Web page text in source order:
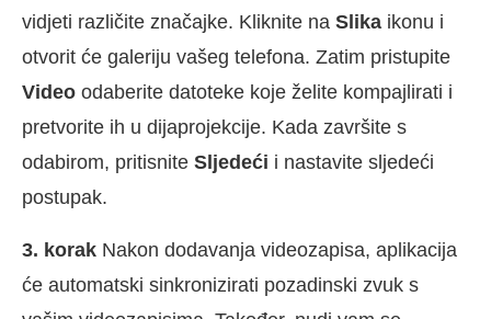
vidjeti različite značajke. Kliknite na Slika ikonu i
otvorit će galeriju vašeg telefona. Zatim pristupite
Video odaberite datoteke koje želite kompajlirati i
pretvorite ih u dijaprojekcije. Kada završite s
odabirom, pritisnite Sljedeći i nastavite sljedeći
postupak.
3. korak Nakon dodavanja videozapisa, aplikacija
će automatski sinkronizirati pozadinski zvuk s